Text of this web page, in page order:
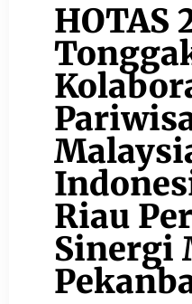
HOTAS
Riau
Sinergi